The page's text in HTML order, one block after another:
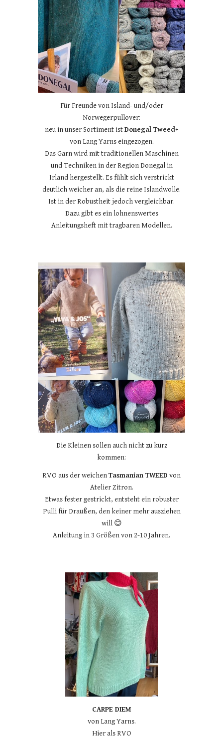
Für Freunde von Island- und/oder
Norwegerpullover:
neu in unser Sortiment istDonegal Tweed+
von Lang Yarns eingezogen.
Das Garn wird mit traditionellen Maschinen
und Techniken in der Region Donegal in
Irland hergestellt. Es fühlt sich verstrickt
deutlich weicher an, als die reine Islandwolle.
Ist in der Robustheit jedoch vergleichbar.
Dazu gibt es ein lohnenswertes
Anleitungsheft mit tragbaren Modellen.
Die Kleinen sollen auch nicht zu kurz
kommen:
RVO aus der weichenTasmanian TWEED von
Atelier Zitron.
Etwas fester gestrickt, entsteht ein robuster
Pulli für Draußen, den keiner mehr ausziehen
will 😊
Anleitung in 3 Größen von 2-10 Jahren.
CARPE DIEM
von Lang Yarns.
Hier als RVO